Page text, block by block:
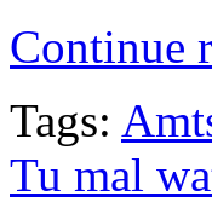
Continue
Tags:
Tu mal